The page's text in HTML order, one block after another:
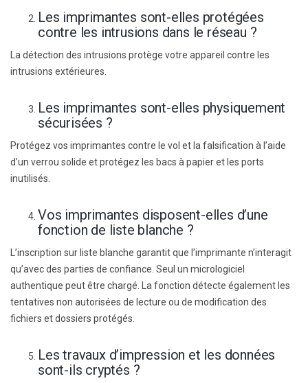
Les imprimantes sont-elles protégées
contre les intrusions dans le réseau ?
La détection des intrusions protège votre appareil contre les
intrusions extérieures.
Les imprimantes sont-elles physiquement
sécurisées ?
Protégez vos imprimantes contre le vol et la falsification à l’aide
d’un verrou solide et protégez les bacs à papier et les ports
inutilisés.
Vos imprimantes disposent-elles d’une
fonction de liste blanche ?
L’inscription sur liste blanche garantit que l’imprimante n’interagit
qu’avec des parties de confiance. Seul un micrologiciel
authentique peut être chargé. La fonction détecte également les
tentatives non autorisées de lecture ou de modification des
fichiers et dossiers protégés.
Les travaux d’impression et les données
sont-ils cryptés ?